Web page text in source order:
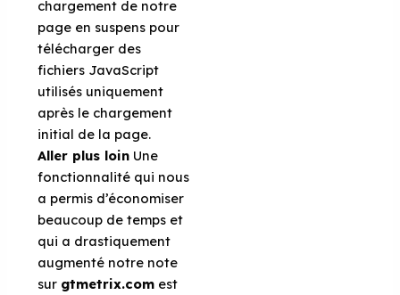
chargement de notre
page en suspens pour
télécharger des
fichiers JavaScript
utilisés uniquement
après le chargement
initial de la page.
Aller plus loin Une
fonctionnalité qui nous
a permis d’économiser
beaucoup de temps et
qui a drastiquement
augmenté notre note
sur gtmetrix.com est